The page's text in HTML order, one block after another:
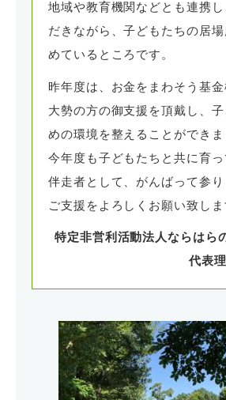
地域や教育機関などとも連携
だきながら、子どもたちの居
めているところです。
昨年度は、お金をまわそう基金
大勢の方の御支援を頂戴し、
めの環境を整えることができま
今年度も子どもたちと共に育
伴走者として、がんばって参
ご支援をよろしくお願い致しま
特定非営利活動法人ならはら
代表